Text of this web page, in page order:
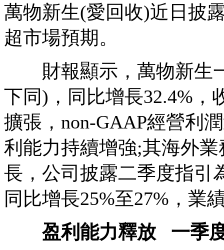
萬物新生(愛回收)近日披
超市場預期。
財報顯示，萬物新生一
下同)，同比增長32.4%，
擴張，non-GAAP經營利
利能力持續增強;其海外
長，公司披露二季度指引
同比增長25%至27%，業
盈利能力釋放
一季